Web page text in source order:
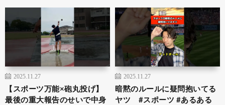
2025.11.27
【スポーツ万能×砲丸投げ】
最後の重大報告のせいで中身
2025.11.27
暗黙のルールに疑問抱いてる
ヤツ #スポーツ #あるある